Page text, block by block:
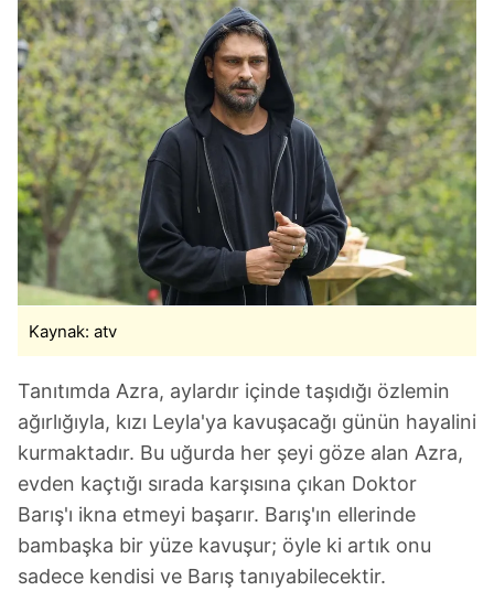
Kaynak: atv
Tanıtımda Azra, aylardır içinde taşıdığı özlemin
ağırlığıyla, kızı Leyla'ya kavuşacağı günün hayalini
kurmaktadır. Bu uğurda her şeyi göze alan Azra,
evden kaçtığı sırada karşısına çıkan Doktor
Barış'ı ikna etmeyi başarır. Barış'ın ellerinde
bambaşka bir yüze kavuşur; öyle ki artık onu
sadece kendisi ve Barış tanıyabilecektir.